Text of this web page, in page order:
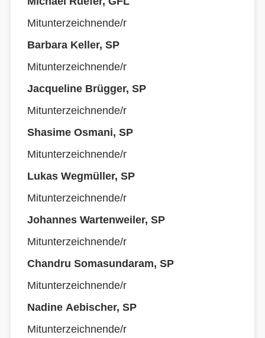
Mitunterzeichnende/r
Barbara Keller, SP
Mitunterzeichnende/r
Jacqueline Brügger, SP
Mitunterzeichnende/r
Shasime Osmani, SP
Mitunterzeichnende/r
Lukas Wegmüller, SP
Mitunterzeichnende/r
Johannes Wartenweiler, SP
Mitunterzeichnende/r
Chandru Somasundaram, SP
Mitunterzeichnende/r
Nadine Aebischer, SP
Mitunterzeichnende/r